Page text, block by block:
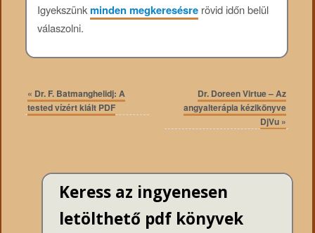
Igyekszünkminden megkeresésrerövid időn belül
válaszolni.
« Dr. F. Batmanghelidj: A
tested vízért kiált PDF
Dr. Doreen Virtue – Az
angyalterápia kézikönyve
DjVu »
Keress az ingyenesen
letölthető pdf könyvek